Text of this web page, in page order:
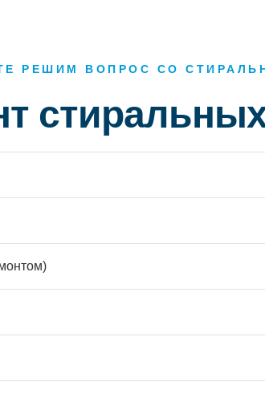
РЕШИМ ВОПРОС СО